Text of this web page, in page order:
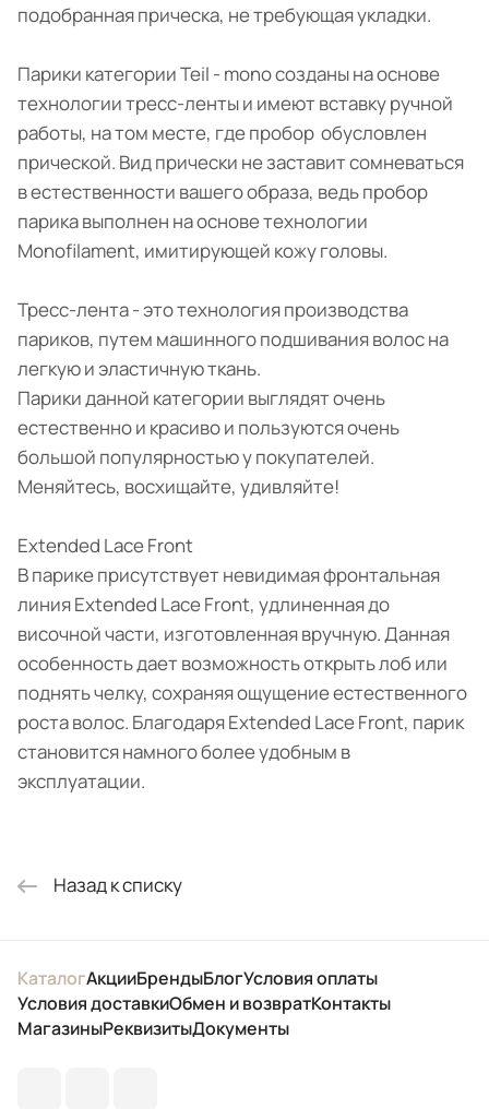
подобранная прическа, не требующая укладки.
Парики категории Teil - mono созданы на основе
технологии тресс-ленты и имеют вставку ручной
работы, на том месте, где пробор обусловлен
прической. Вид прически не заставит сомневаться
в естественности вашего образа, ведь пробор
парика выполнен на основе технологии
Monofilament, имитирующей кожу головы.
Тресс-лента - это технология производства
париков, путем машинного подшивания волос на
легкую и эластичную ткань.
Парики данной категории выглядят очень
естественно и красиво и пользуются очень
большой популярностью у покупателей.
Меняйтесь, восхищайте, удивляйте!
Extended Lace Front
В парике присутствует невидимая фронтальная
линия Extended Lace Front, удлиненная до
височной части, изготовленная вручную. Данная
особенность дает возможность открыть лоб или
поднять челку, сохраняя ощущение естественного
роста волос. Благодаря Extended Lace Front, парик
становится намного более удобным в
эксплуатации.
Назад к списку
КаталогАкцииБрендыБлогУсловия оплаты
Условия доставкиОбмен и возвратКонтакты
МагазиныРеквизитыДокументы